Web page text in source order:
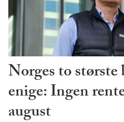
Norges to største
enige: Ingen
august